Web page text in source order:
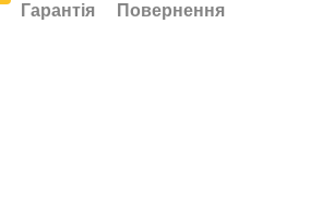
Гарантія Повернення